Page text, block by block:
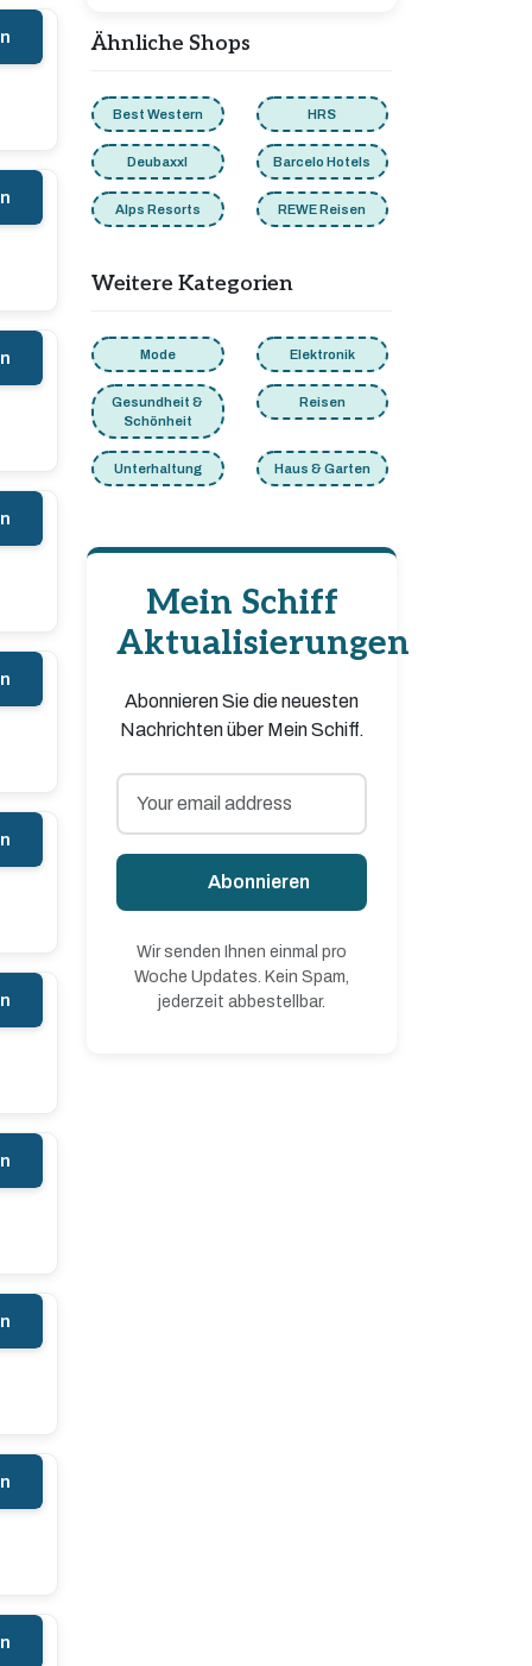
Ähnliche Shops
Best Western HRS
Deubaxxl Barcelo Hotels
Alps Resorts REWE Reisen
Weitere Kategorien
Mode Elektronik
Gesundheit &
Schönheit
Reisen
Unterhaltung Haus & Garten
Mein Schiff
Aktualisierungen
Abonnieren Sie die neuesten
Nachrichten über Mein Schiff.
Abonnieren
Wir senden Ihnen einmal pro
Woche Updates. Kein Spam,
jederzeit abbestellbar.